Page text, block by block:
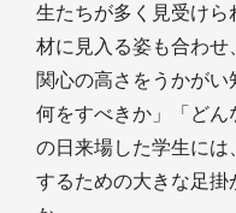
生たちが多く見受け
材に見入る姿も合わせ
関心の高さをうかが
何をすべきか」「どん
の日来場した学生に
するための大きな足掛